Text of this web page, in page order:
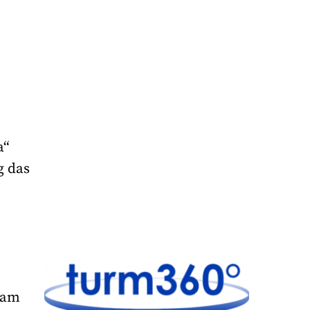
das